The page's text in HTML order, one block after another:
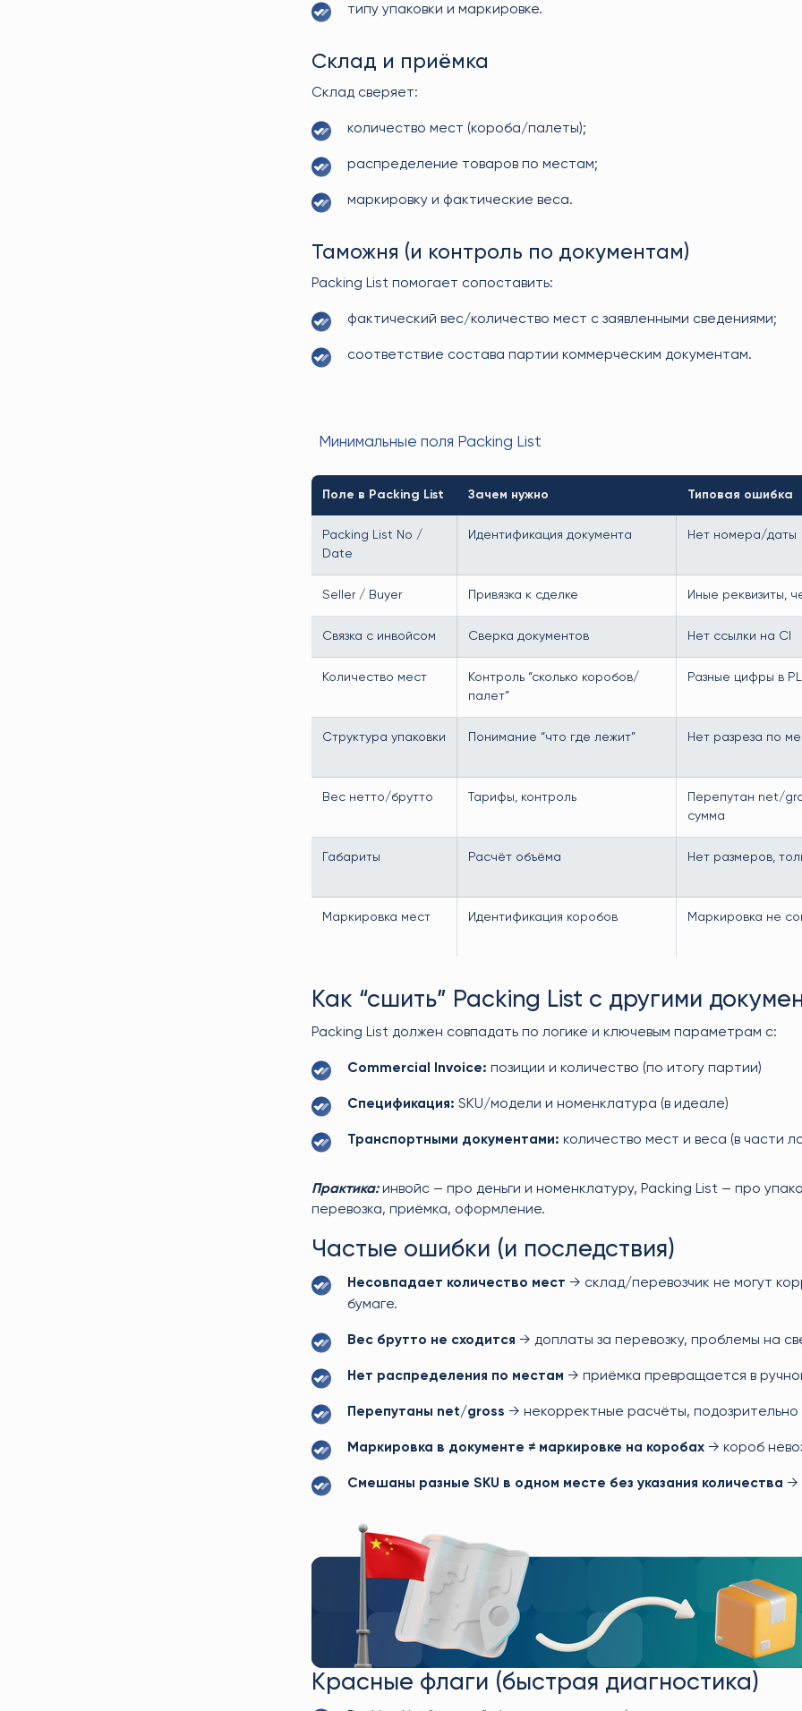
типу упаковки и маркировке.
Склад и приёмка
Склад сверяет:
количество мест (короба/палеты);
распределение товаров по местам;
маркировку и фактические веса.
Таможня (и контроль по документам)
Packing List помогает сопоставить:
фактический вес/количество мест с заявленными сведениями;
соответствие состава партии коммерческим документам.
Минимальные поля Packing List
Поле в Packing List Зачем нужно Типовая ошибка
Packing List No /
Date
Идентификация документа Нет номера/даты
Seller / Buyer Привязка к сделке Иные реквизиты,
Связка с инвойсом Сверка документов Нет ссылки на CI
Количество мест
Контроль “сколько коробов/
палет”
Разные цифры в
Структура упаковки Понимание “что где лежит” Нет разреза по
Вес нетто/брутто Тарифы, контроль
Перепутан net/
сумма
Габариты Расчёт объёма Нет размеров,
Маркировка мест Идентификация коробов Маркировка не
Как “сшить” Packing List с другими
Packing List должен совпадать по логике и ключевым параметрам с:
Commercial Invoice: позиции и количество (по итогу партии)
Спецификация: SKU/модели и номенклатура (в идеале)
Транспортными документами: количество мест и веса (в части
Практика:инвойс — про деньги и номенклатуру, Packing List — про
перевозка, приёмка, оформление.
Частые ошибки (и последствия)
Несовпадает количество мест → склад/перевозчик не могут
бумаге.
Вес брутто не сходится → доплаты за перевозку, проблемы на
Нет распределения по местам → приёмка превращается в
Перепутаны net/gross → некорректные расчёты, подозрительно
Маркировка в документе ≠ маркировке на коробах → короб
Смешаны разные SKU в одном месте без указания количества →
Красные флаги (быстрая диагностика)